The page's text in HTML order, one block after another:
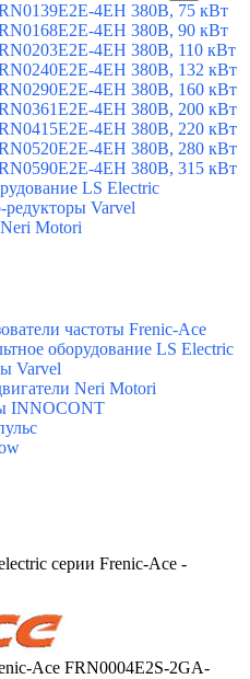
4EH 380В, 75 кВт
4EH 380В, 90 кВт
4EH 380В, 110 кВт
4EH 380В, 132 кВт
4EH 380В, 160 кВт
4EH 380В, 200 кВт
4EH 380В, 220 кВт
4EH 380В, 280 кВт
4EH 380В, 315 кВт
LS Electric
Varvel
Motori
частоты Frenic-Ace
оборудование LS Electric
Varvel
Neri Motori
INNOCONT
серии Frenic-Ace -